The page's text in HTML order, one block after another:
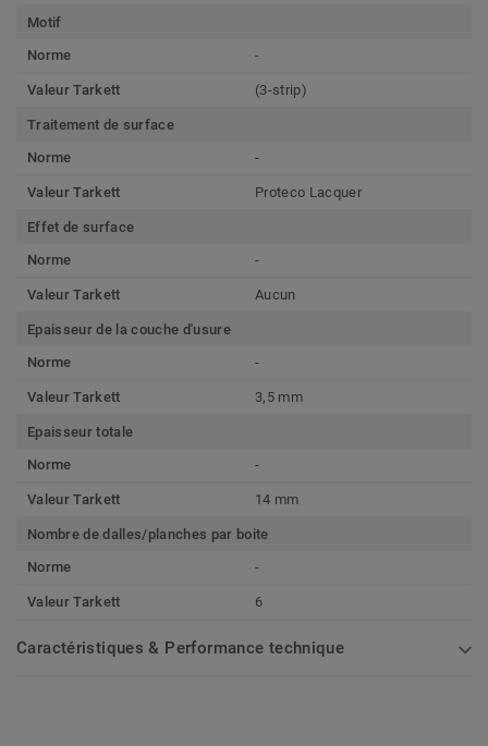
Motif
Norme
-
Valeur Tarkett (3-strip)
Traitement de surface
Norme
-
Valeur Tarkett Proteco Lacquer
Effet de surface
Norme
-
Valeur Tarkett Aucun
Epaisseur de la couche d'usure
Norme
-
Valeur Tarkett 3,5 mm
Epaisseur totale
Norme
-
Valeur Tarkett 14 mm
Nombre de dalles/planches par boite
Norme
-
Valeur Tarkett 6
Caractéristiques & Performance technique